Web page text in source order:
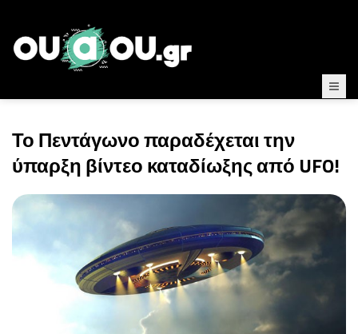
Το Πεντάγωνο παραδέχεται την
ύπαρξη βίντεο καταδίωξης από UFO!